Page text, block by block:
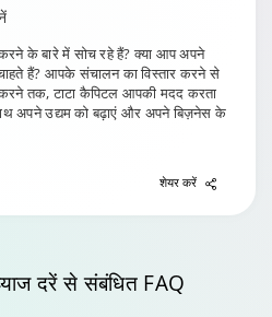
के बारे में सोच रहे हैं? क्या आप अपने
हैं? आपके संचालन का विस्तार करने से
तक, टाटा कैपिटल आपकी मदद करता
अपने उद्यम को बढ़ाएं और अपने बिज़नेस के
शेयर करें
दरेंसे संबंधित FAQ